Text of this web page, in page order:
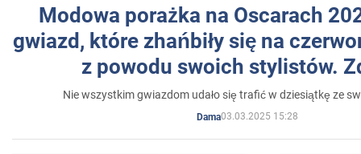
Modowa porażka na Oscarach
gwiazd, które zhańbiły się na
z powodu swoich stylistów.
Nie wszystkim gwiazdom udało się trafić w dziesiątkę ze
Dama03.03.2025 15:28